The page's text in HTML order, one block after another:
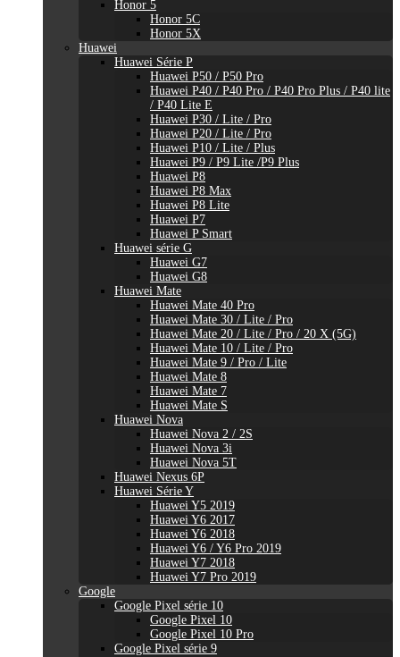
Honor 5
Honor 5C
Honor 5X
Huawei
Huawei Série P
Huawei P50 / P50 Pro
Huawei P40 / P40 Pro / P40 Pro Plus / P40 lite
/ P40 Lite E
Huawei P30 / Lite / Pro
Huawei P20 / Lite / Pro
Huawei P10 / Lite / Plus
Huawei P9 / P9 Lite /P9 Plus
Huawei P8
Huawei P8 Max
Huawei P8 Lite
Huawei P7
Huawei P Smart
Huawei série G
Huawei G7
Huawei G8
Huawei Mate
Huawei Mate 40 Pro
Huawei Mate 30 / Lite / Pro
Huawei Mate 20 / Lite / Pro / 20 X (5G)
Huawei Mate 10 / Lite / Pro
Huawei Mate 9 / Pro / Lite
Huawei Mate 8
Huawei Mate 7
Huawei Mate S
Huawei Nova
Huawei Nova 2 / 2S
Huawei Nova 3i
Huawei Nova 5T
Huawei Nexus 6P
Huawei Série Y
Huawei Y5 2019
Huawei Y6 2017
Huawei Y6 2018
Huawei Y6 / Y6 Pro 2019
Huawei Y7 2018
Huawei Y7 Pro 2019
Google
Google Pixel série 10
Google Pixel 10
Google Pixel 10 Pro
Google Pixel série 9